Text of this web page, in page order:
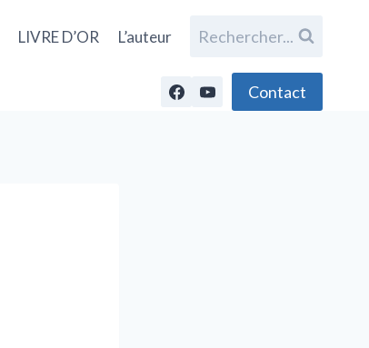
LIVRE D’OR L’auteur Rechercher...
Contact